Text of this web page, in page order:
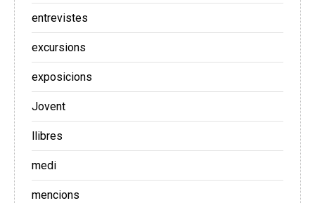
entrevistes
excursions
exposicions
Jovent
llibres
medi
mencions